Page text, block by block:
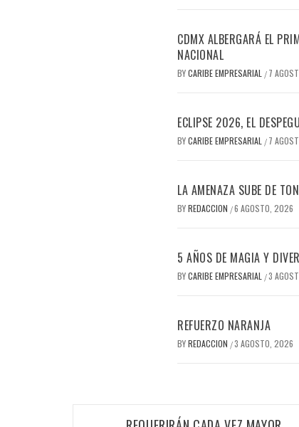
CDMX ALBERGARÁ EL
NACIONAL
BYCARIBE EMPRESARIAL / 7
ECLIPSE 2026, EL
BYCARIBE EMPRESARIAL / 7
LA AMENAZA SUBE DE
BYREDACCION /6 AGOSTO, 2026
5 AÑOS DE MAGIA Y
BYCARIBE EMPRESARIAL /3
REFUERZO NARANJA
BYREDACCION /3 AGOSTO, 2026